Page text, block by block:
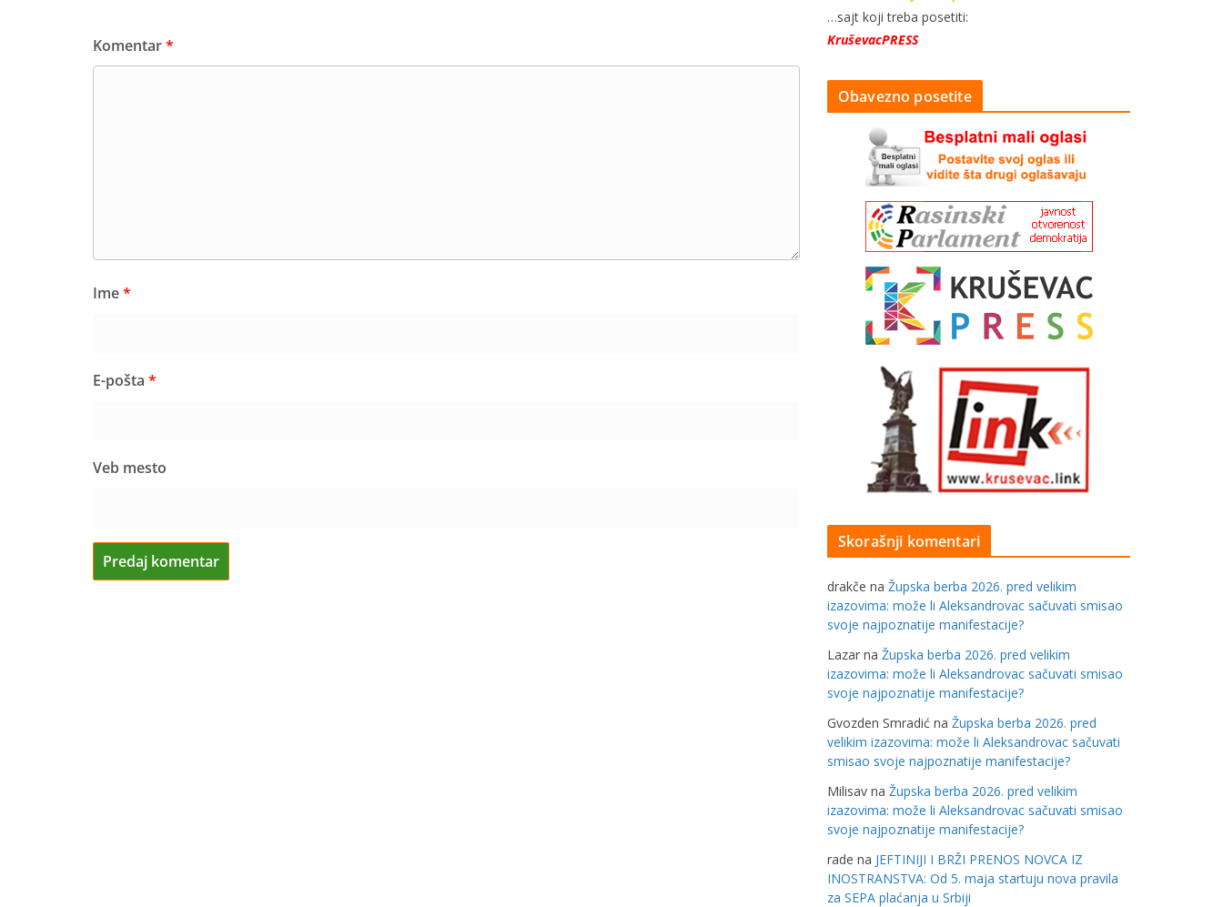
Komentar*
Ime*
E-pošta *
Veb mesto
…sajt koji treba posetiti:
KruševacPRESS
Obavezno posetite
Skorašnji komentari
drakče na Župska berba 2026. pred velikim
izazovima: može li Aleksandrovac sačuvati smisao
svoje najpoznatije manifestacije?
Lazar na Župska berba 2026. pred velikim
izazovima: može li Aleksandrovac sačuvati smisao
svoje najpoznatije manifestacije?
Gvozden Smradić na Župska berba 2026. pred
velikim izazovima: može li Aleksandrovac sačuvati
smisao svoje najpoznatije manifestacije?
Milisav na Župska berba 2026. pred velikim
izazovima: može li Aleksandrovac sačuvati smisao
svoje najpoznatije manifestacije?
rade na JEFTINIJI I BRŽI PRENOS NOVCA IZ
INOSTRANSTVA: Od 5. maja startuju nova pravila
za SEPA plaćanja u Srbiji